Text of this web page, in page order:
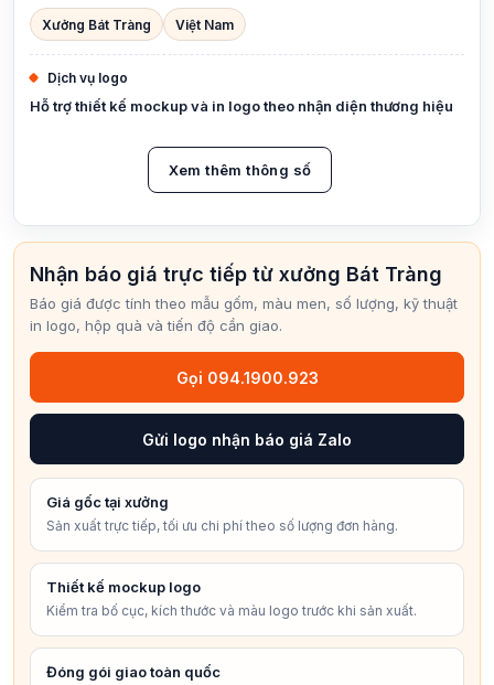
Xưởng Bát Tràng Việt Nam
Dịch vụ logo
Hỗ trợ thiết kế mockup và in logo theo nhận diện thương hiệu
Xem thêm thông số
Nhận báo giá trực tiếp từ xưởng Bát Tràng
Báo giá được tính theo mẫu gốm, màu men, số lượng, kỹ thuật
in logo, hộp quà và tiến độ cần giao.
Gọi 094.1900.923
Gửi logo nhận báo giá Zalo
Giá gốc tại xưởng
Sản xuất trực tiếp, tối ưu chi phí theo số lượng đơn hàng.
Thiết kế mockup logo
Kiểm tra bố cục, kích thước và màu logo trước khi sản xuất.
Đóng gói giao toàn quốc